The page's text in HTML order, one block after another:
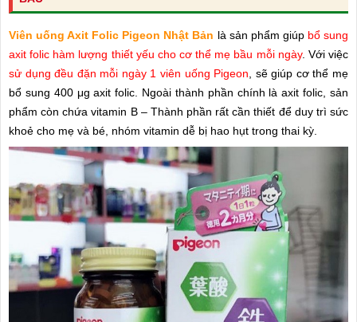
Viên uống Axit Folic Pigeon Nhật Bản là sản phẩm giúpbổ sung
axit folic hàm lượng thiết yếu cho cơ thể mẹ bầu mỗi ngày. Với việc
sử dụng đều đặn mỗi ngày 1 viên uống Pigeon , sẽ giúp cơ thể mẹ
bổ sung 400 μg axit folic. Ngoài thành phần chính là axit folic, sản
phẩm còn chứa vitamin B – Thành phần rất cần thiết để duy trì sức
khoẻ cho mẹ và bé, nhóm vitamin dễ bị hao hụt trong thai kỳ.